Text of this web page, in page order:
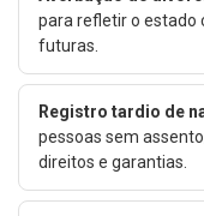
para refletir o estado
futuras.
Registro tardio de
pessoas sem
direitos e garantias.